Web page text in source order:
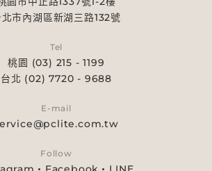
北市內湖區新湖三路132號
Tel
桃園 (03) 215 - 1199
台北 (02) 7720 - 9688
E-mail
Follow